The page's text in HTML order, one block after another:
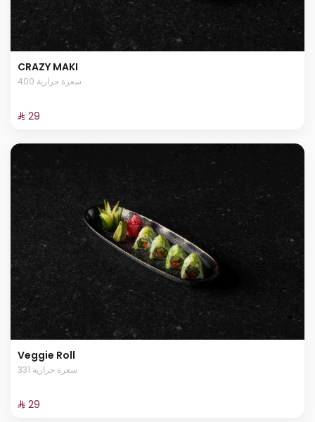
CRAZY MAKI
400 سعرة حرارية
⁨⁦‪‬ 29⁩
Veggie Roll
331 سعرة حرارية
⁨⁦‪‬ 29⁩